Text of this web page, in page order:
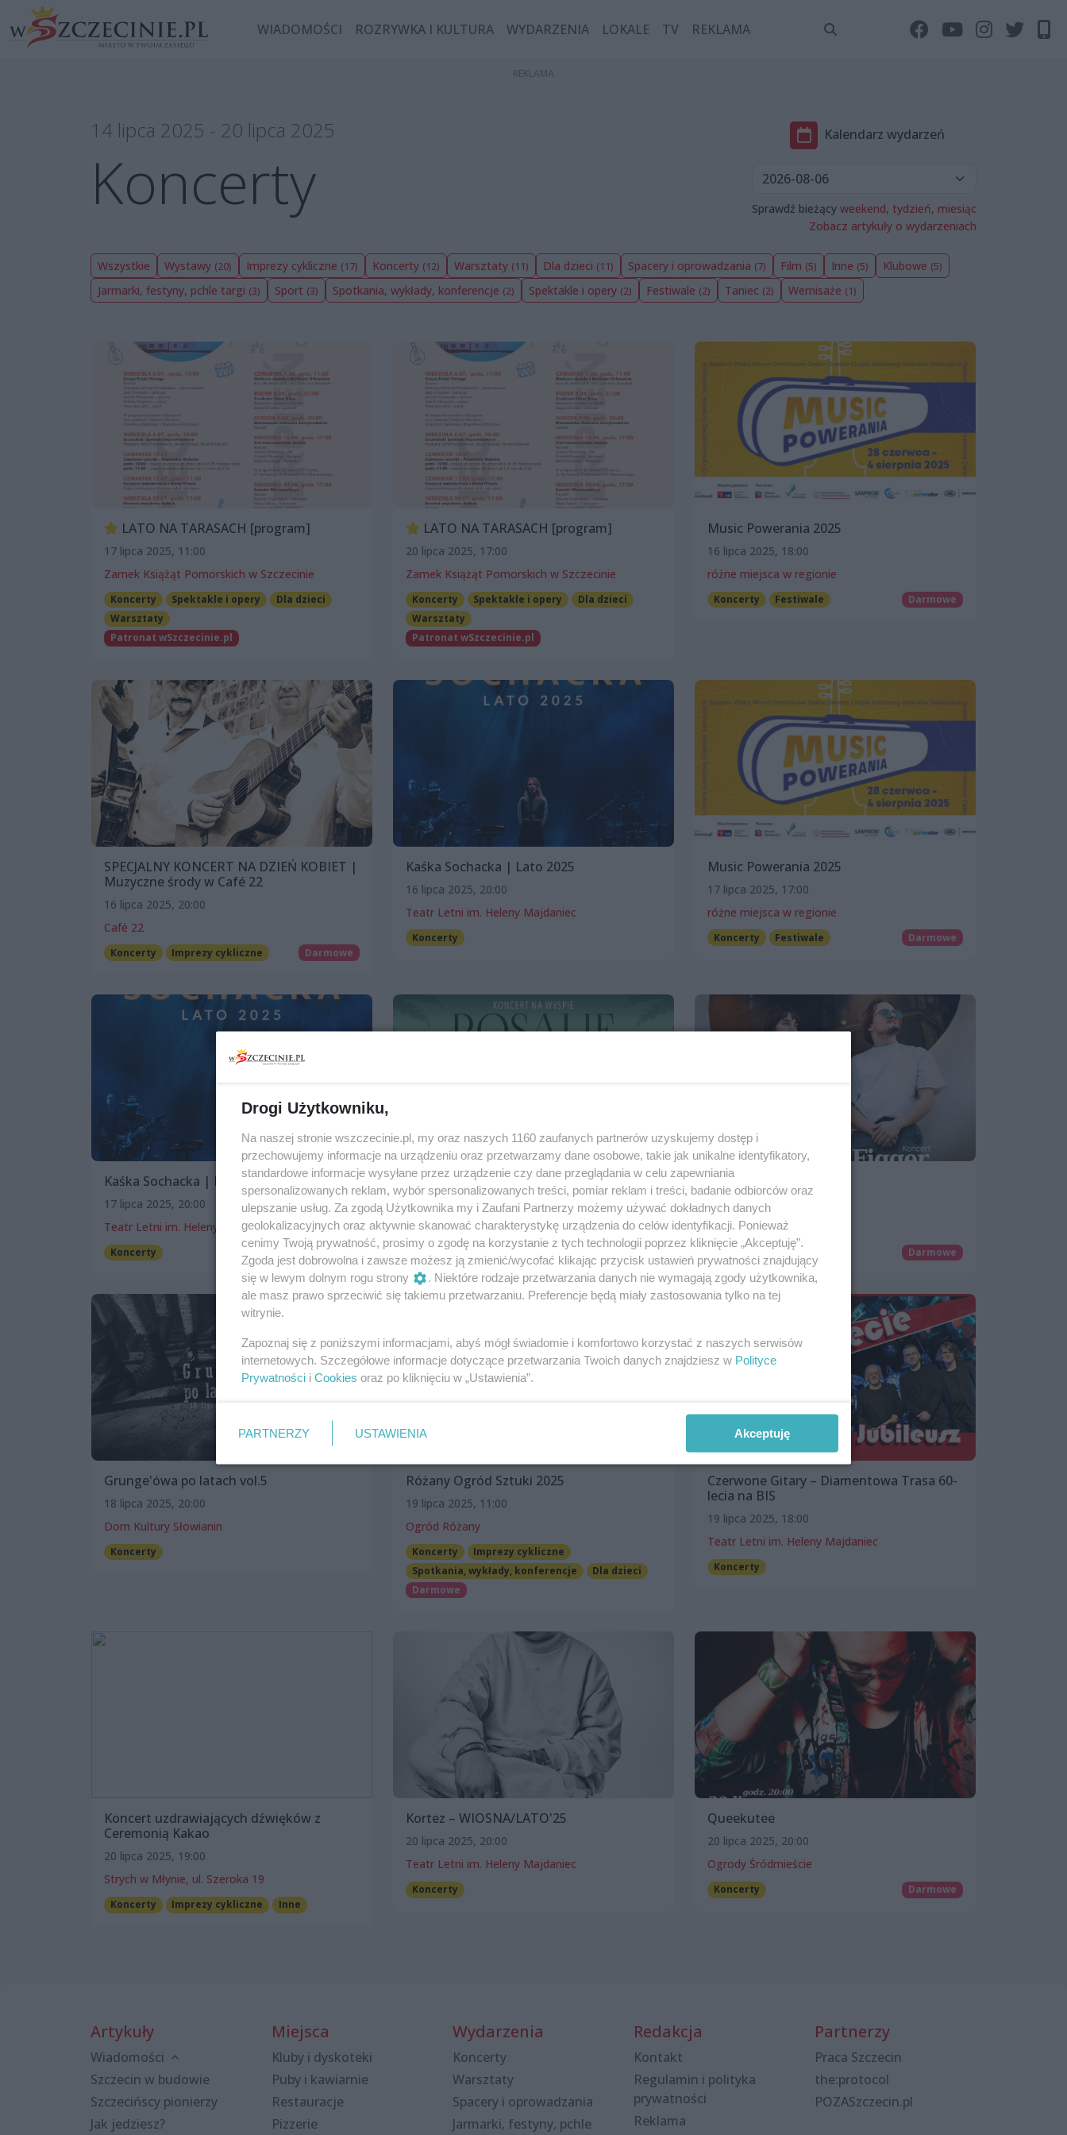
WIADOMOŚCI ROZRYWKA I KULTURA WYDARZENIA LOKALE TV REKLAMA
14 lipca 2025 - 20 lipca 2025
Koncerty
Kalendarz wydarzeń
Sprawdź bieżący weekend, tydzień, miesiąc
Zobacz artykuły o wydarzeniach
Wszystkie Wystawy (20) Imprezy cykliczne (17) Koncerty (12) Warsztaty (11) Dla dzieci (11) Spacery i oprowadzania (7) Film (5) Inne (5) Klubowe (5)
Jarmarki, festyny, pchle targi (3) Sport (3) Spotkania, wykłady, konferencje (2) Spektakle i opery (2) Festiwale (2) Taniec (2) Wernisaże (1)
LATO NA TARASACH [program]
17 lipca 2025, 11:00
Zamek Książąt Pomorskich w Szczecinie
Koncerty Spektakle i opery
Dla dzieci
Warsztaty
Patronat wSzczecinie.pl
LATO NA TARASACH [program]
20 lipca 2025, 17:00
Zamek Książąt Pomorskich w Szczecinie
Koncerty Spektakle i opery
Dla dzieci
Warsztaty
Patronat wSzczecinie.pl
Music Powerania 2025
16 lipca 2025, 18:00
różne miejsca w regionie
Koncerty Festiwale Darmowe
SPECJALNY KONCERT NA DZIEŃ KOBIET |
Muzyczne środy w Café 22
16 lipca 2025, 20:00
Café 22
Koncerty Imprezy cykliczne Darmowe
Kaśka Sochacka | Lato 2025
16 lipca 2025, 20:00
Teatr Letni im. Heleny Majdaniec
Koncerty
Music Powerania 2025
17 lipca 2025, 17:00
różne miejsca w regionie
Koncerty Festiwale Darmowe
Kaśka Sochacka | Lato 2025
17 lipca 2025, 20:00
Teatr Letni im. Heleny Majdaniec
Koncerty
Rosalie.
17 lipca 2025, 20:00
Wyspa Grodzka
Koncerty Darmowe
Figger & Maja Laura
18 lipca 2025, 19:00
Ogrody Śródmieście
Koncerty Darmowe
Grunge'ówa po latach vol.5
18 lipca 2025, 20:00
Dom Kultury Słowianin
Koncerty
Różany Ogród Sztuki 2025
19 lipca 2025, 11:00
Ogród Różany
Koncerty
Imprezy cykliczne
Spotkania, wykłady, konferencje
Dla dzieci
Darmowe
Czerwone Gitary – Diamentowa Trasa 60-
lecia na BIS
19 lipca 2025, 18:00
Teatr Letni im. Heleny Majdaniec
Koncerty
Koncert uzdrawiających dźwięków z
Ceremonią Kakao
20 lipca 2025, 19:00
Strych w Młynie, ul. Szeroka 19
Koncerty Imprezy cykliczne Inne
Kortez – WIOSNA/LATO'25
20 lipca 2025, 20:00
Teatr Letni im. Heleny Majdaniec
Koncerty
Queekutee
20 lipca 2025, 20:00
Ogrody Śródmieście
Koncerty Darmowe
Artykuły
Wiadomości
Szczecin w budowie
Szczecińscy pionierzy
Jak jedziesz?
Miejsca
Kluby i dyskoteki
Puby i kawiarnie
Restauracje
Pizzerie
Wydarzenia
Koncerty
Warsztaty
Spacery i oprowadzania
Jarmarki, festyny, pchle
Redakcja
Kontakt
Regulamin i polityka
prywatności
Reklama
Partnerzy
Praca Szczecin
the:protocol
POZASzczecin.pl
Drogi Użytkowniku,
Na naszej stronie wszczecinie.pl, my oraz naszych 1160 zaufanych partnerów uzyskujemy dostęp i
przechowujemy informacje na urządzeniu oraz przetwarzamy dane osobowe, takie jak unikalne identyfikatory,
standardowe informacje wysyłane przez urządzenie czy dane przeglądania w celu zapewniania
spersonalizowanych reklam, wybór spersonalizowanych treści, pomiar reklam i treści, badanie odbiorców oraz
ulepszanie usług. Za zgodą Użytkownika my i Zaufani Partnerzy możemy używać dokładnych danych
geolokalizacyjnych oraz aktywnie skanować charakterystykę urządzenia do celów identyfikacji. Ponieważ
cenimy Twoją prywatność, prosimy o zgodę na korzystanie z tych technologii poprzez kliknięcie „Akceptuję”.
Zgoda jest dobrowolna i zawsze możesz ją zmienić/wycofać klikając przycisk ustawień prywatności znajdujący
się w lewym dolnym rogu strony
. Niektóre rodzaje przetwarzania danych nie wymagają zgody użytkownika,
ale masz prawo sprzeciwić się takiemu przetwarzaniu. Preferencje będą miały zastosowania tylko na tej
witrynie.
Zapoznaj się z poniższymi informacjami, abyś mógł świadomie i komfortowo korzystać z naszych serwisów
internetowych. Szczegółowe informacje dotyczące przetwarzania Twoich danych znajdziesz w Polityce
Prywatności i Cookies oraz po kliknięciu w „Ustawienia”.
PARTNERZY USTAWIENIA Akceptuję